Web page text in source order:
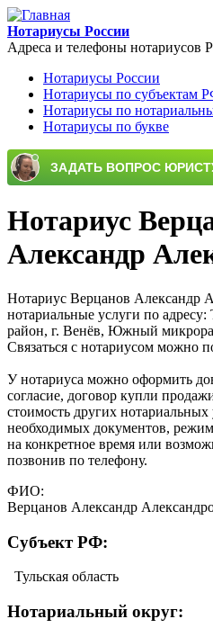
Перейти к основному
Нотариусы России
Адреса и телефоны нотариусов
Main menu
Нотариусы России
Нотариусы по субъектам
Нотариусы по
Нотариусы по букве
Нотариус
Александр
Нотариус Верцанов Александр
нотариальные услуги по адресу:
район, г. Венёв, Южный
Связаться с нотариусом можно
У нотариуса можно оформить
согласие, договор купли
стоимость других нотариальных
необходимых документов,
на конкретное время или
позвонив по телефону.
ФИО:
Верцанов Александр
Cубъект РФ:
Тульская область
Нотариальный округ: